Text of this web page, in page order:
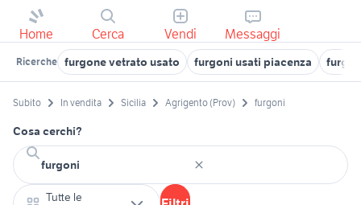
Home Cerca Vendi Messaggi
Ricerche furgone vetrato usato furgoni usati piacenza
Subito In vendita Sicilia Agrigento (Prov) furgoni
Cosa cerchi?
Tutte le